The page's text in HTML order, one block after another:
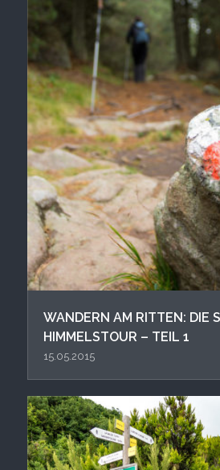
WANDERN AM RITTEN: DIE
HIMMELSTOUR – TEIL 1
15.05.2015